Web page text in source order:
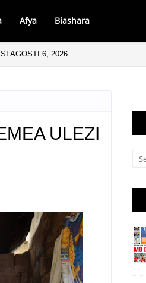
Afya Biashara
AGOSTI 6, 2026
ULEZI